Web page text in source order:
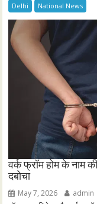
Delhi National News
वर्क फ्रॉम होम के नाम
दबोचा
May 7, 2026 admin